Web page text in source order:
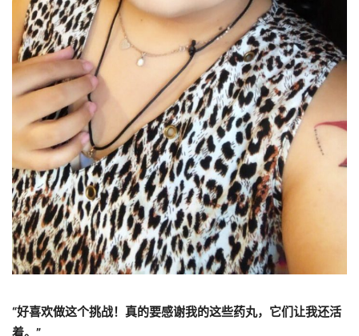
“好喜欢做这个挑战！真的要感谢我的这些药丸，它们让我还活
着。”